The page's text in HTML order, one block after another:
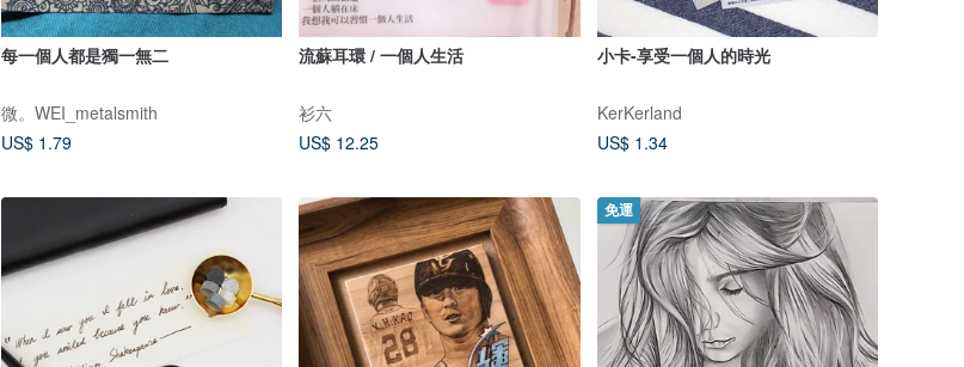
每一個人都是獨一無二
微。WEI_metalsmith
US$ 1.79
流蘇耳環 / 一個人生活
衫六
US$ 12.25
小卡-享受一個人的時光
KerKerland
US$ 1.34
免運